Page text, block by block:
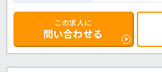
この求人に
問い合わせる